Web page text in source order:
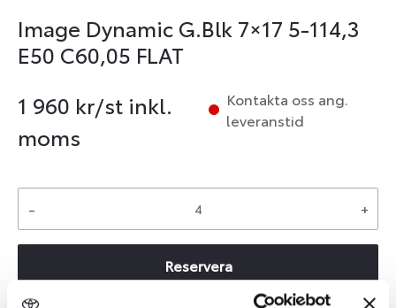
Image Dynamic G.Blk 7×17 5-114,3
E50 C60,05 FLAT
1 960 kr/st inkl.
moms
Kontakta oss ang.
leveranstid
- +
Reservera